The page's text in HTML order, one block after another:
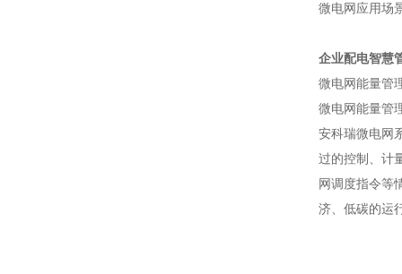
微电网应用场
企业配电智慧
微电网能量管
微电网能量管
安科瑞微电网
过的控制、计
网调度指令等
济、低碳的运